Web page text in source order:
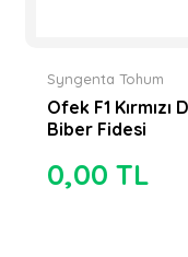
Syngenta Tohum
Ofek F1 Kırmızı
Biber Fidesi
0,00 TL